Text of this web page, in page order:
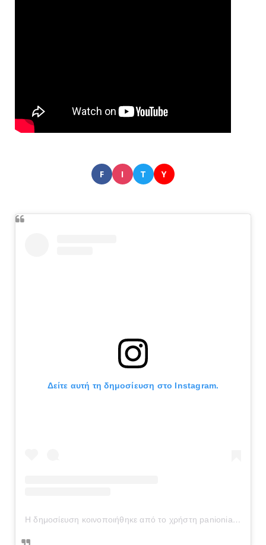
F I T Y
Δείτε αυτή τη δημοσίευση στο Instagram.
Η δημοσίευση κοινοποιήθηκε από το χρήστη panionianea.gr (@panionianea.gr)